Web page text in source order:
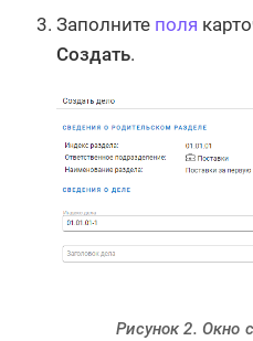
Заполните поля
Создать.
Рисунок 2. Окно